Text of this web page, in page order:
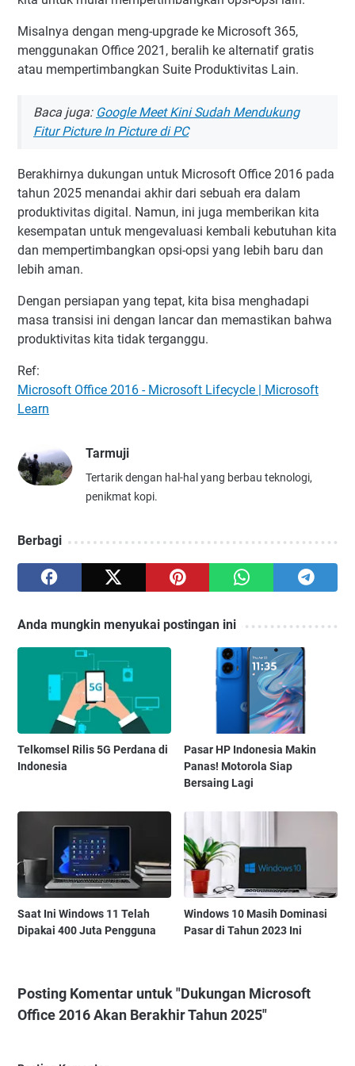
Misalnya dengan meng-upgrade ke Microsoft 365,
menggunakan Office 2021, beralih ke alternatif gratis
atau mempertimbangkan Suite Produktivitas Lain.
Baca juga: Google Meet Kini Sudah Mendukung
Fitur Picture In Picture di PC
Berakhirnya dukungan untuk Microsoft Office 2016 pada
tahun 2025 menandai akhir dari sebuah era dalam
produktivitas digital. Namun, ini juga memberikan kita
kesempatan untuk mengevaluasi kembali kebutuhan kita
dan mempertimbangkan opsi-opsi yang lebih baru dan
lebih aman.
Dengan persiapan yang tepat, kita bisa menghadapi
masa transisi ini dengan lancar dan memastikan bahwa
produktivitas kita tidak terganggu.
Ref:
Microsoft Office 2016 - Microsoft Lifecycle | Microsoft
Learn
Tarmuji
Tertarik dengan hal-hal yang berbau teknologi,
penikmat kopi.
Berbagi
Anda mungkin menyukai postingan ini
Telkomsel Rilis 5G Perdana di
Indonesia
Pasar HP Indonesia Makin
Panas! Motorola Siap
Bersaing Lagi
Saat Ini Windows 11 Telah
Dipakai 400 Juta Pengguna
Windows 10 Masih Dominasi
Pasar di Tahun 2023 Ini
Posting Komentar untuk "Dukungan Microsoft
Office 2016 Akan Berakhir Tahun 2025"